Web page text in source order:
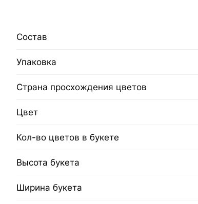
Состав
Упаковка
Страна просхождения цветов
Цвет
Кол-во цветов в букете
Высота букета
Ширина букета